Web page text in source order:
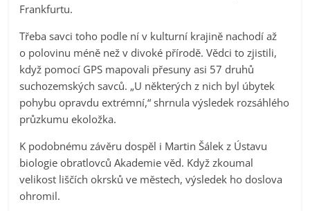
Frankfurtu.
Třeba savci toho podle ní v kulturní krajině nachodí až
o polovinu méně než v divoké přírodě. Vědci to zjistili,
když pomocí GPS mapovali přesuny asi 57 druhů
suchozemských savců. „U některých z nich byl úbytek
pohybu opravdu extrémní,“ shrnula výsledek rozsáhlého
průzkumu ekoložka.
K podobnému závěru dospěl i Martin Šálek z Ústavu
biologie obratlovců Akademie věd. Když zkoumal
velikost liščích okrsků ve městech, výsledek ho doslova
ohromil.